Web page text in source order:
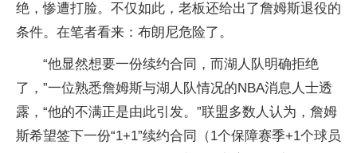
绝，惨遭打脸。不仅如此，老板还给出了詹姆斯退役的
条件。在笔者看来：布朗尼危险了。
“他显然想要一份续约合同，而湖人队明确拒绝
了，”一位熟悉詹姆斯与湖人队情况的NBA消息人士透
露，“他的不满正是由此引发。”联盟多数人认为，詹姆
斯希望签下一份“1+1”续约合同（1个保障赛季+1个球员